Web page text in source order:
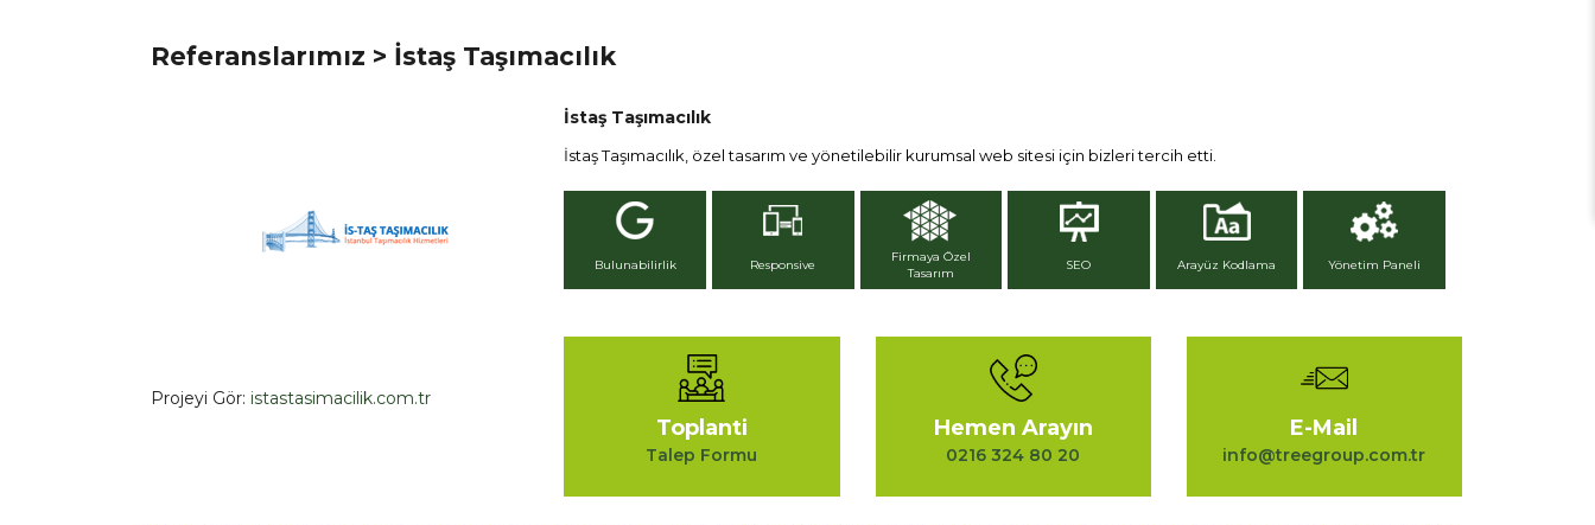
Referanslarımız > İstaş Taşımacılık
Projeyi Gör: istastasimacilik.com.tr
İstaş Taşımacılık
İstaş Taşımacılık, özel tasarım ve yönetilebilir kurumsal web sitesi için bizleri tercih etti.
Bulunabilirlik Responsive
Firmaya Özel
Tasarım
SEO Arayüz Kodlama Yönetim Paneli
Toplanti
Talep Formu
Hemen Arayın
0216 324 80 20
E-Mail
info@treegroup.com.tr